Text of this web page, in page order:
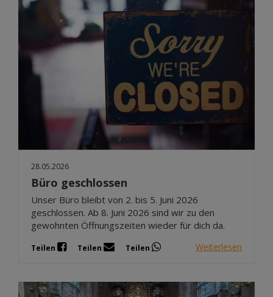
28.05.2026
Büro geschlossen
Unser Büro bleibt von 2. bis 5. Juni 2026
geschlossen. Ab 8. Juni 2026 sind wir zu den
gewohnten Öffnungszeiten wieder für dich da.
Teilen Teilen Teilen Weiterlesen